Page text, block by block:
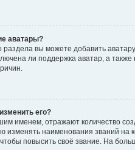
аватары?
вы можете добавить
ли поддержка аватар, а
его?
именем, отражают количество
наименования званий на
повысить своё звание. На